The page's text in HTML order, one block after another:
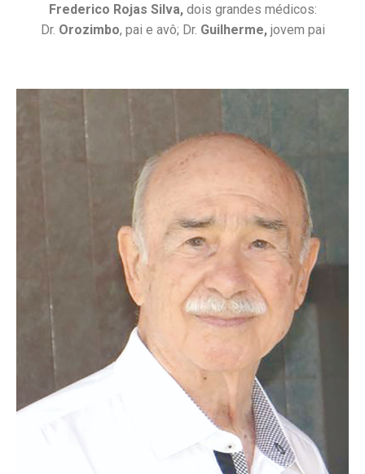
Frederico Rojas Silva,dois grandes médicos:
Dr. Orozimbo, pai e avô; Dr. Guilherme,jovem pai